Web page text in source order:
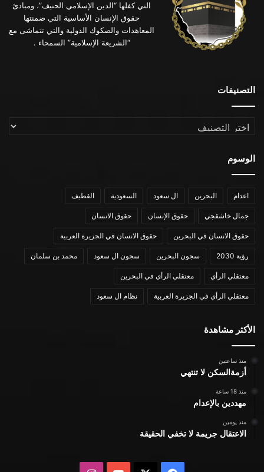
التي كفلها “الدين الإسلامي الحنيف”، ومبادئ
حقوق الإنسان الأساسية التي ضمنتها
المعاهدات والصكوك الدولية والتي تتماشى مع
“الشريعة الإسلامية” السمحاء .
التصنيفات
التصنيفات
الوسوم
اعدام البحرين ال سعود السعودية القطيف
جمال خاشقجي حقوق الإنسان حقوق الانسان
حقوق الانسان في البحرين حقوق الانسان في الجزيرة العربية
رؤية 2030 سجون البحرين سجون ال سعود محمد بن سلمان
معتقلي الرأي معتقلي الرأي في البحرين
معتقلي الرأي في الجزيرة العربية نظام ال سعود
الأكثر مشاهدة
منذ ساعتين
أزمةالسكن لا تنتهي
منذ 18 ساعة
مهددين بالإعدام
منذ يومين
الاعتقال جريمة لا تخفي الحقيقة